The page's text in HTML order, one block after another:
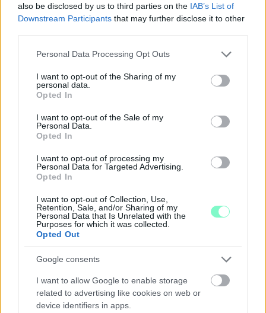
also be disclosed by us to third parties on the IAB’s List of
Downstream Participants that may further disclose it to other
Please note that this website/app uses one or more Google
not limited to your visit or usage behaviour. You may click to
grant or deny consent to Google and its third-party tags to
use your data for below specified purposes in below Google
consent section.
Personal Data Processing Opt Outs
I want to opt-out of the Sharing of my
personal data.
Opted In
I want to opt-out of the Sale of my
Personal Data.
Opted In
I want to opt-out of processing my
Personal Data for Targeted Advertising.
Opted In
I want to opt-out of Collection, Use,
Retention, Sale, and/or Sharing of my
Personal Data that Is Unrelated with the
Purposes for which it was collected.
Opted Out
Google consents
I want to allow Google to enable storage
related to advertising like cookies on web or
device identifiers in apps.
IGAZI RITKASÁG: KILENC NAPPAL KORÁBBAN
FELÜLJÁRÓT
Hétfőn hajnali négy órától ismét minden közlekedő használhatja
az átkelőt, az autóbuszok is visszatérnek eredeti útvonalukra.
Szólj hozzá!